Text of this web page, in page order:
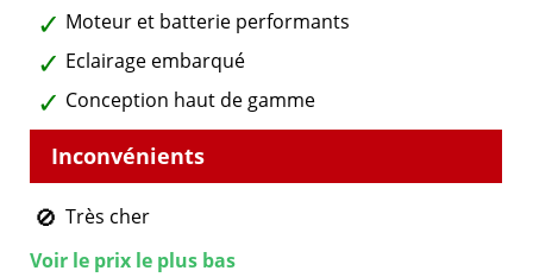
Moteur et batterie performants
Eclairage embarqué
Conception haut de gamme
Très cher
Voir le prix le plus bas